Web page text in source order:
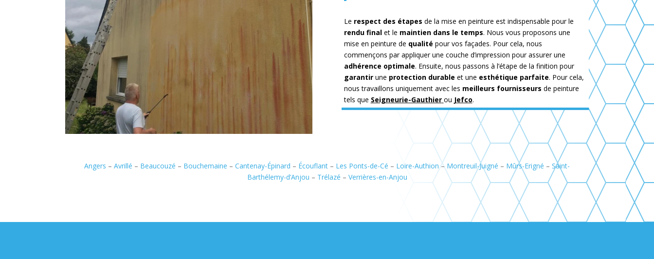
Le respect des étapes de la mise en peinture est indispensable pour le
rendu finalet le maintien dans le temps. Nous vous proposons une
mise en peinture de qualité pour vos façades. Pour cela, nous
commençons par appliquer une couche d’impression pour assurer une
adhérence optimale. Ensuite, nous passons à l’étape de la finition pour
garantirune protection durable et une esthétique parfaite. Pour cela,
nous travaillons uniquement avec les meilleurs fournisseurs de peinture
tels que Seigneurie-Gauthier ou Jefco.
Angers – Avrillé – Beaucouzé – Bouchemaine – Cantenay-Épinard – Écouflant – Les Ponts-de-Cé – Loire-Authion– Montreuil-Juigné – Mûrs-Erigné – Saint-
Barthélemy-d’Anjou – Trélazé – Verrières-en-Anjou